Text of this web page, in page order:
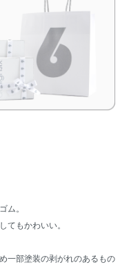
ム。
てもかわいい。
一部塗装の剥がれのあるもの